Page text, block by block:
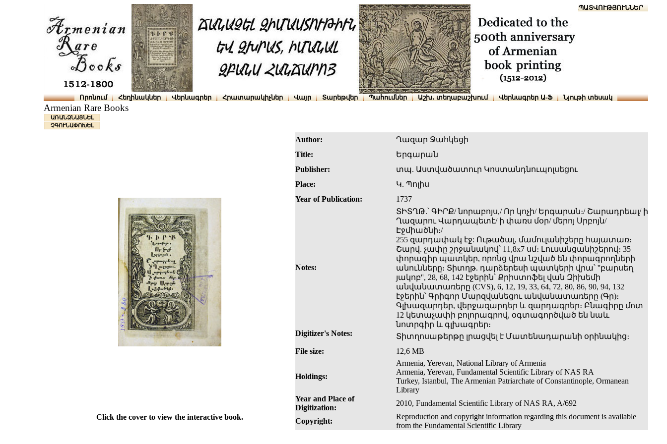
ՆԱԽԱՊԱՏՎՈՒԹՅՈՒՆՆԵՐ
Որոնում Հեղինակներ Վերնագրեր Հրատարակիչներ Վայր Տարեթվեր Պահումներ Աշխ․ տեղաբաշխում Վերնագրեր Ա-Ֆ Նյութի տեսակ
Armenian Rare Books
ԱՌԱՆՁՆԱՑՆԵԼ
ՉԳՈՒՆԱՓՈԽԵԼ
Author:
Ղազար Ջահկեցի
Title:
Երգարան
Publisher:
տպ. Աստվածատուր Կոստանդնուպոլսեցու
Place:
Կ. Պոլիս
Year of Publication:
1737
Notes:
ՏԻՏՂԹ.՝ ԳԻՐՔ/ նորաբոյս,/ Որ կոչի/ Երգարան։/ Շարադրեալ/ ի
Ղազարու Վարդապետէ/ ի փառս մօր/ մերոյ Սրբոյն/
Էջմիածնի։/
255 զարդափակ էջ: Ութածալ, մամուլանիշերը հայատառ։
Շարվ. չափը շրջանակով՝ 11,8x7 սմ։ Լուսանցանիշերով։ 35
փորագիր պատկեր, որոնց վրա նշված են փորագրողների
անունները։ Տիտղթ. դարձերեսի պատկերի վրա՝ ''բարսեղ
յակոբ'', 28, 68, 142 էջերին՝ Քրիստոֆել վան Զիխեմի
անվանատառերը (CVS), 6, 12, 19, 33, 64, 72, 80, 86, 90, 94, 132
էջերին՝ Գրիգոր Մարզվանեցու անվանատառերը (Գր)։
Գլխազարդեր, վերջազարդեր և զարդագրեր։ Բնագիրը մոտ
12 կետաչափի բոլորագրով, օգտագործված են նաև
նոտրգիր և գլխագրեր։
Digitizer's Notes:
Տիտղոսաթերթը լրացվել է Մատենադարանի օրինակից։
File size:
12,6 MB
Holdings:
Armenia, Yerevan, National Library of Armenia
Armenia, Yerevan, Fundamental Scientific Library of NAS RA
Turkey, Istanbul, The Armenian Patriarchate of Constantinople, Ormanean
Library
Year and Place of
Digitization:
2010, Fundamental Scientific Library of NAS RA, A/692
Click the cover to view the interactive book.
Copyright:
Reproduction and copyright information regarding this document is available
from the Fundamental Scientific Library